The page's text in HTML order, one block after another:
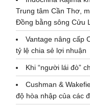
Trung tâm Cần Thơ,
Đồng bằng sông Cửu
Vantage nâng cấp
tỷ lệ chia sẻ lợi nhuận
Khi “người lái đò”
Cushman &
độ hòa nhập của các